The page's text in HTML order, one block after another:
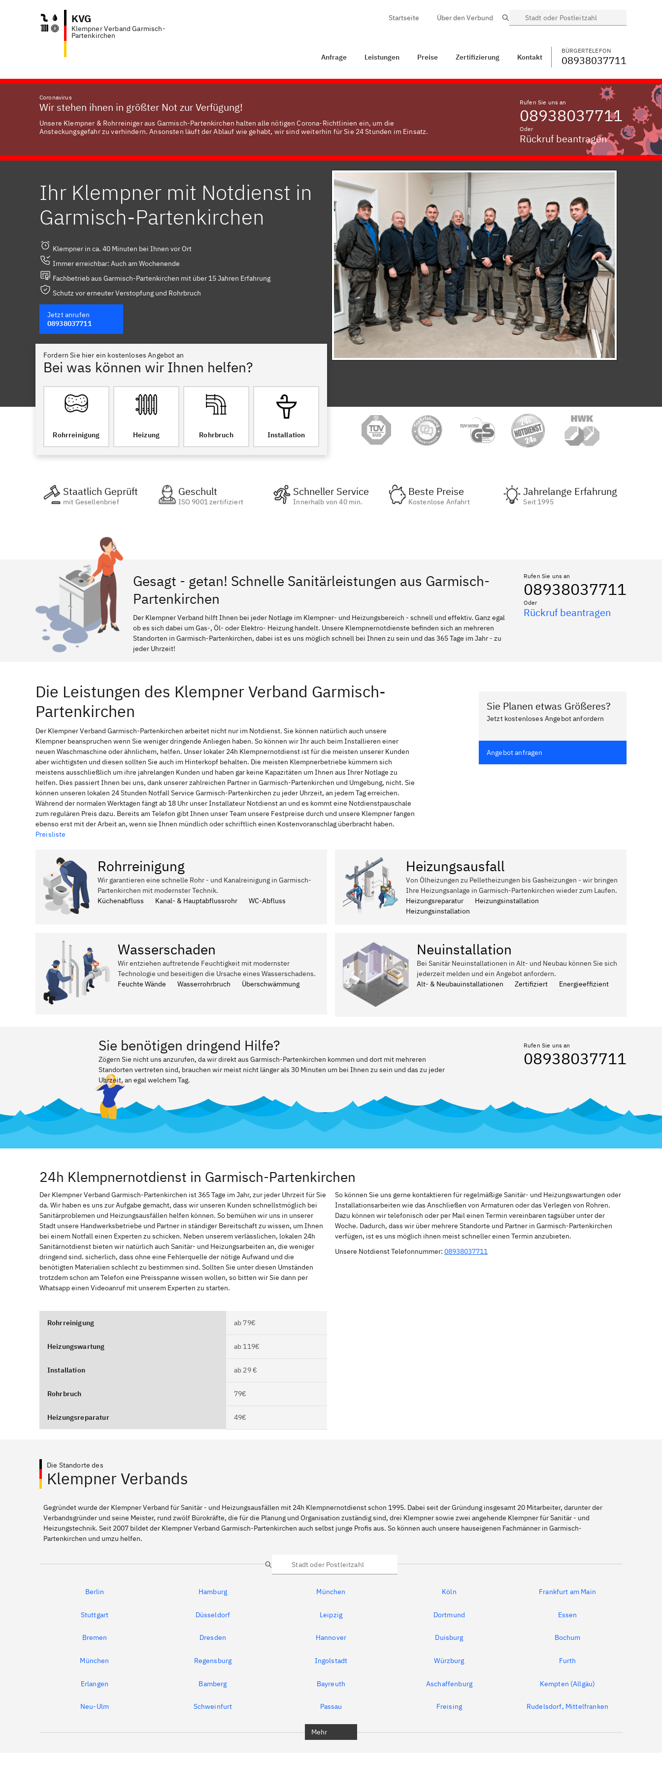
KVG
Klempner Verband Garmisch-
Partenkirchen
BÜRGERTELEFON WECHSELN
Startseite Über den Verbund Suche
Anfrage Leistungen Preise Zertifizierung Kontakt
BÜRGERTELEFON
08938037711
Coronavirus
Wir stehen ihnen in größter Not zur Verfügung!
Unsere Klempner & Rohrreiniger aus Garmisch-Partenkirchen halten alle nötigen Corona-Richtlinien ein, um die
Ansteckungsgefahr zu verhindern. Ansonsten läuft der Ablauf wie gehabt, wir sind weiterhin für Sie 24 Stunden im Einsatz.
Rufen Sie uns an
08938037711
Oder
Rückruf beantragen
Ihr Klempner mit Notdienst in
Garmisch-Partenkirchen
Klempner in ca. 40 Minuten bei Ihnen vor Ort
Immer erreichbar: Auch am Wochenende
Fachbetrieb aus Garmisch-Partenkirchen mit über 15 Jahren Erfahrung
Schutz vor erneuter Verstopfung und Rohrbruch
Jetzt anrufen
08938037711
Fordern Sie hier ein kostenloses Angebot an
Bei was können wir Ihnen helfen?
Rohrreinigung Heizung Rohrbruch Installation
Staatlich Geprüft
mit Gesellenbrief
Geschult
ISO 9001 zertifiziert
Schneller Service
Innerhalb von 40 min.
Beste Preise
Kostenlose Anfahrt
Jahrelange Erfahrung
Seit 1995
Gesagt - getan! Schnelle Sanitärleistungen aus Garmisch-
Partenkirchen
Der Klempner Verband hilft Ihnen bei jeder Notlage im Klempner- und Heizungsbereich - schnell und effektiv. Ganz egal
ob es sich dabei um Gas-, Öl- oder Elektro- Heizung handelt. Unsere Klempnernotdienste befinden sich an mehreren
Standorten in Garmisch-Partenkirchen, dabei ist es uns möglich schnell bei Ihnen zu sein und das 365 Tage im Jahr - zu
jeder Uhrzeit!
Rufen Sie uns an
08938037711
Oder
Rückruf beantragen
Die Leistungen des Klempner Verband Garmisch-
Partenkirchen
Der Klempner Verband Garmisch-Partenkirchen arbeitet nicht nur im Notdienst. Sie können natürlich auch unsere
Klempner beanspruchen wenn Sie weniger dringende Anliegen haben. So können wir Ihr auch beim Installieren einer
neuen Waschmaschine oder ähnlichem, helfen. Unser lokaler 24h Klempnernotdienst ist für die meisten unserer Kunden
aber wichtigsten und diesen sollten Sie auch im Hinterkopf behalten. Die meisten Klempnerbetriebe kümmern sich
meistens ausschließlich um ihre jahrelangen Kunden und haben gar keine Kapazitäten um Ihnen aus Ihrer Notlage zu
helfen. Dies passiert Ihnen bei uns, dank unserer zahlreichen Partner in Garmisch-Partenkirchen und Umgebung, nicht. Sie
können unseren lokalen 24 Stunden Notfall Service Garmisch-Partenkirchen zu jeder Uhrzeit, an jedem Tag erreichen.
Während der normalen Werktagen fängt ab 18 Uhr unser Installateur Notdienst an und es kommt eine Notdienstpauschale
zum regulären Preis dazu. Bereits am Telefon gibt Ihnen unser Team unsere Festpreise durch und unsere Klempner fangen
ebenso erst mit der Arbeit an, wenn sie Ihnen mündlich oder schriftlich einen Kostenvoranschlag überbracht haben.
Preisliste
Sie Planen etwas Größeres?
Jetzt kostenloses Angebot anfordern
Angebot anfragen
Rohrreinigung
Wir garantieren eine schnelle Rohr - und Kanalreinigung in Garmisch-
Partenkirchen mit modernster Technik.
Küchenabfluss
Kanal- & Hauptabflussrohr WC-Abfluss
Heizungsausfall
Von Ölheizungen zu Pelletheizungen bis Gasheizungen - wir bringen
Ihre Heizungsanlage in Garmisch-Partenkirchen wieder zum Laufen.
Heizungsreparatur
Heizungsinstallation
Heizungsinstallation
Wasserschaden
Wir entziehen auftretende Feuchtigkeit mit modernster
Technologie und beseitigen die Ursache eines Wasserschadens.
Feuchte Wände
Wasserrohrbruch Überschwämmung
Neuinstallation
Bei Sanitär Neuinstallationen in Alt- und Neubau können Sie sich
jederzeit melden und ein Angebot anfordern.
Alt- & Neubauinstallationen
Zertifiziert Energieeffizient
Sie benötigen dringend Hilfe?
Zögern Sie nicht uns anzurufen, da wir direkt aus Garmisch-Partenkirchen kommen und dort mit mehreren
Standorten vertreten sind, brauchen wir meist nicht länger als 30 Minuten um bei Ihnen zu sein und das zu jeder
Uhrzeit, an egal welchem Tag.
Rufen Sie uns an
08938037711
24h Klempnernotdienst in Garmisch-Partenkirchen
Der Klempner Verband Garmisch-Partenkirchen ist 365 Tage im Jahr, zur jeder Uhrzeit für Sie
da. Wir haben es uns zur Aufgabe gemacht, dass wir unseren Kunden schnellstmöglich bei
Sanitärproblemen und Heizungsausfällen helfen können. So bemühen wir uns in unserer
Stadt unsere Handwerksbetriebe und Partner in ständiger Bereitschaft zu wissen, um Ihnen
bei einem Notfall einen Experten zu schicken. Neben unserem verlässlichen, lokalen 24h
Sanitärnotdienst bieten wir natürlich auch Sanitär- und Heizungsarbeiten an, die weniger
dringend sind. sicherlich, dass ohne eine Fehlerquelle der nötige Aufwand und die
benötigten Materialien schlecht zu bestimmen sind. Sollten Sie unter diesen Umständen
trotzdem schon am Telefon eine Preisspanne wissen wollen, so bitten wir Sie dann per
Whatsapp einen Videoanruf mit unserem Experten zu starten.
So können Sie uns gerne kontaktieren für regelmäßige Sanitär- und Heizungswartungen oder
Installationsarbeiten wie das Anschließen von Armaturen oder das Verlegen von Rohren.
Dazu können wir telefonisch oder per Mail einen Termin vereinbaren tagsüber unter der
Woche. Dadurch, dass wir über mehrere Standorte und Partner in Garmisch-Partenkirchen
verfügen, ist es uns möglich ihnen meist schneller einen Termin anzubieten.
Unsere Notdienst Telefonnummer: 08938037711
Rohrreinigung ab 79€
Heizungswartung ab 119€
Installation ab 29 €
Rohrbruch 79€
Heizungsreparatur 49€
Die Standorte des
Klempner Verbands
Gegründet wurde der Klempner Verband für Sanitär - und Heizungsausfällen mit 24h Klempnernotdienst schon 1995. Dabei seit der Gründung insgesamt 20 Mitarbeiter, darunter der
Verbandsgründer und seine Meister, rund zwölf Bürokräfte, die für die Planung und Organisation zuständig sind, drei Klempner sowie zwei angehende Klempner für Sanitär - und
Heizungstechnik. Seit 2007 bildet der Klempner Verband Garmisch-Partenkirchen auch selbst junge Profis aus. So können auch unsere hauseigenen Fachmänner in Garmisch-
Partenkirchen und umzu helfen.
Suche
Berlin Hamburg München Köln Frankfurt am Main
Stuttgart Düsseldorf Leipzig Dortmund Essen
Bremen Dresden Hannover Duisburg Bochum
München Regensburg Ingolstadt Würzburg Furth
Erlangen Bamberg Bayreuth Aschaffenburg Kempten (Allgäu)
Neu-Ulm Schweinfurt Passau Freising Rudelsdorf, Mittelfranken
Mehr